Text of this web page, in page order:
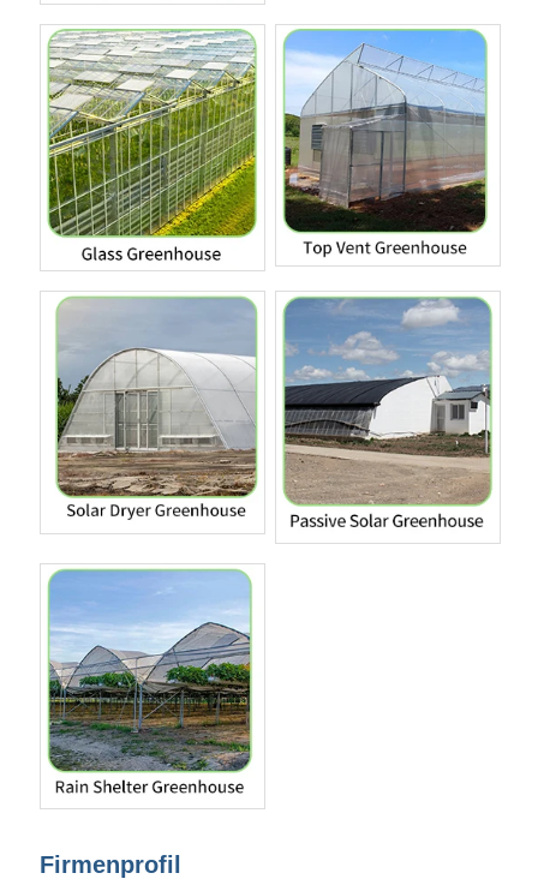
Firmenprofil